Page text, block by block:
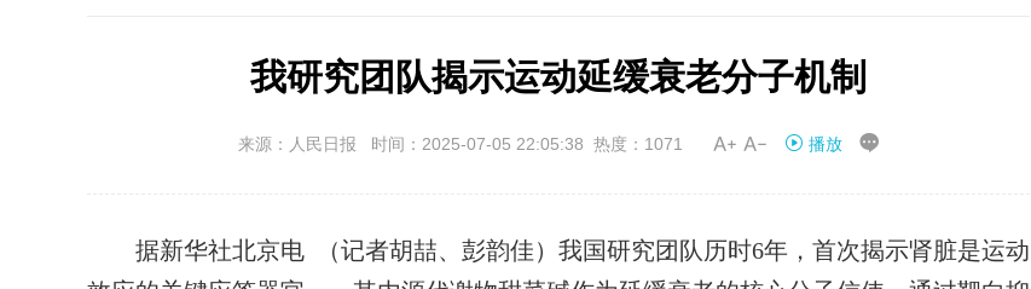
我研究团队揭示运动延缓衰老分子机制
来源：人民日报 时间：2025-07-05 22:05:38 热度：1071  播放 
据新华社北京电 （记者胡喆、彭韵佳）我国研究团队历时6年，首次揭示肾脏是运动